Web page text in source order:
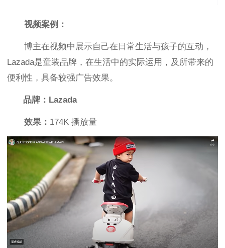
视频案例：
博主在视频中展示自己在日常生活与孩子的互动，
Lazada是童装品牌，在生活中的实际运用，及所带来的
便利性，具备较强广告效果。
品牌：Lazada
效果： 174K 播放量